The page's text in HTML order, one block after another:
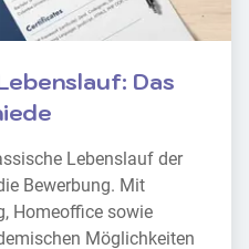
Das
Lebenslauf der
Bewerbung. Mit
Homeoffice sowie
Möglichkeiten